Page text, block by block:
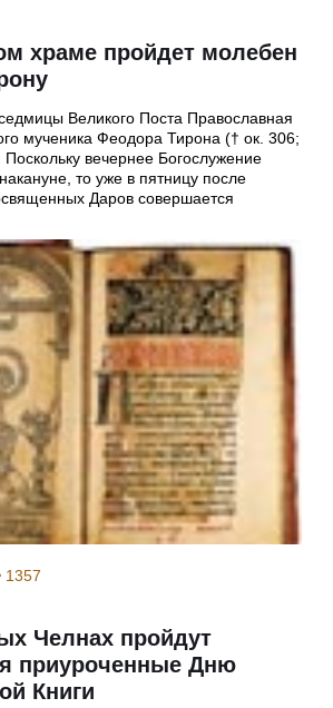
храме пройдет молебен
Великого Поста Православная
мученика Феодора Тирона († ок. 306;
вечернее Богослужение
то уже в пятницу после
Даров совершается
1357
Челнах пройдут
приуроченные Дню
Книги